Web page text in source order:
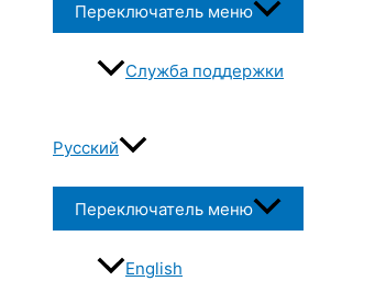
Переключатель меню
Служба поддержки
Русский
Переключатель меню
English